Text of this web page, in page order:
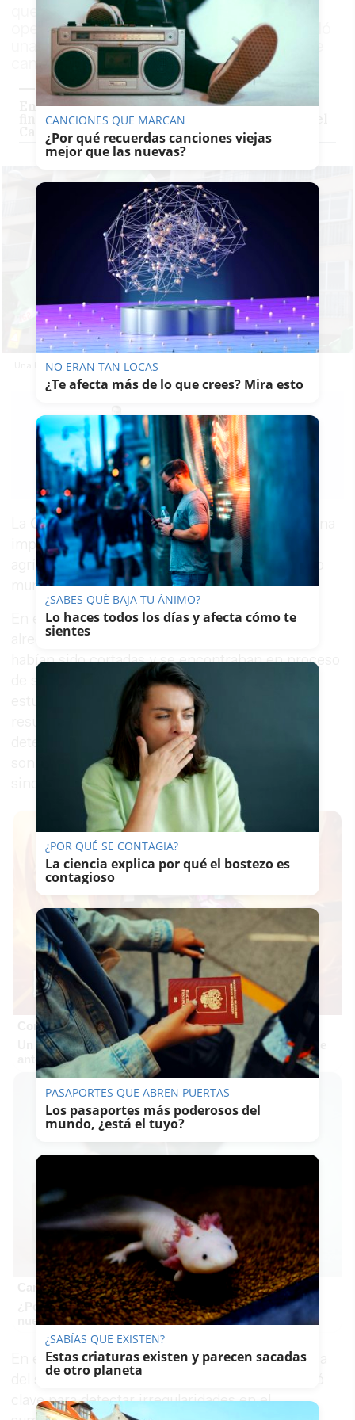
que es el "primer perjudicado" tras la
operación de la Guardia Civil que desarticuló
una plantación con cerca de 800 plantas de
cannabis en la finca Tierra y Libertad
Encuentran 800 plantas de marihuana en una
finca impulsada por el Sindicato de Obreros del
Campo en El Bosque
Una bandera del SAT, en una imagen de archivo.
FRANCISCO
ROMERO
04/05/2026
Facebook
X WhatsApp
Copy
Link
Guardar
Guardia Civil
desarticuló la semana pasada una
importante plantación de marihuana en la finca
agrícola Tierra y Libertad, ubicada en el término
municipal de El Bosque, en laSierra de Cádiz.
En el operativo, los agentes intervinieron
alrededor de
habían sido cortadas y se encontraban en proceso
de secado, junto a otras sustancias
estupefacientes como
cocaína
resultado de la operación, una persona fue
detenida y otra permanece investigada. Ambas
son familiares de un conocido expolítico y
sindicalista andaluz.
Corepunk MMORPG
Un verdadero MMORPG de la vieja escuela ¡Cómo los de
antes, pero mejor!
Canciones que marcan
¿Por qué recuerdas canciones viejas mejor que las
nuevas?
En el dispositivo participó también una empresa
del sector energético, cuya colaboración resultó
clave para detectar irregularidades en el
CANCIONES QUE MARCAN
¿Por qué recuerdas canciones viejas
mejor que las nuevas?
NO ERAN TAN LOCAS
¿Te afecta más de lo que crees? Mira esto
¿SABES QUÉ BAJA TU ÁNIMO?
Lo haces todos los días y afecta cómo te
sientes
¿POR QUÉ SE CONTAGIA?
La ciencia explica por qué el bostezo es
contagioso
PASAPORTES QUE ABREN PUERTAS
Los pasaportes más poderosos del
mundo, ¿está el tuyo?
¿SABÍAS QUE EXISTEN?
Estas criaturas existen y parecen sacadas
de otro planeta